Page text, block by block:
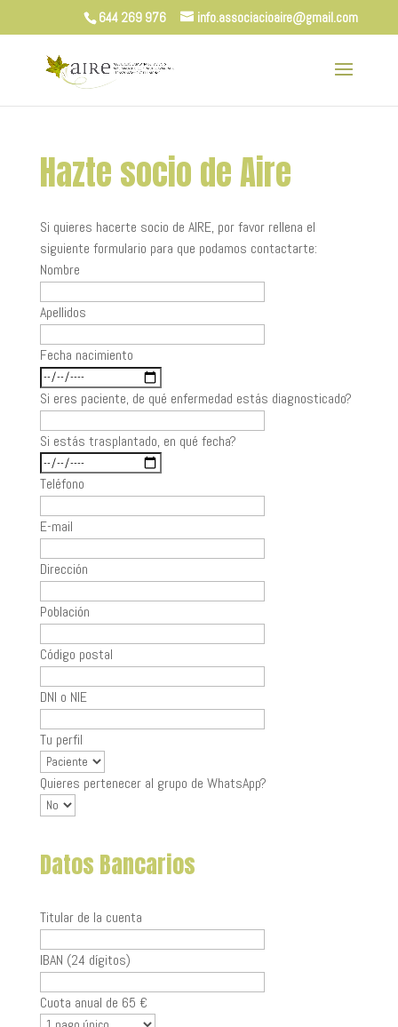
644 269 976 info.associacioaire@gmail.com
Hazte socio de Aire
Si quieres hacerte socio de AIRE, por favor rellena el
siguiente formulario para que podamos contactarte:
Nombre
Apellidos
Fecha nacimiento
Si eres paciente, de qué enfermedad estás diagnosticado?
Si estás trasplantado, en qué fecha?
Teléfono
E-mail
Dirección
Población
Código postal
DNI o NIE
Tu perfil
Quieres pertenecer al grupo de WhatsApp?
Datos Bancarios
Titular de la cuenta
IBAN (24 dígitos)
Cuota anual de 65 €